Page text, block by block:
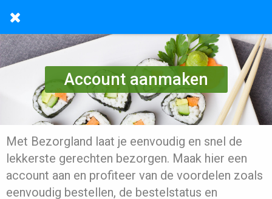
Account aanmaken
Met Bezorgland laat je eenvoudig en snel de
lekkerste gerechten bezorgen. Maak hier een
account aan en profiteer van de voordelen zoals
eenvoudig bestellen, de bestelstatus en